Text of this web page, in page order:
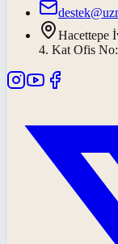
Hacettepe
4. Kat Ofis